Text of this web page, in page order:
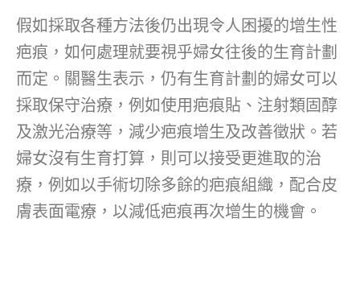
假如採取各種方法後仍出現令人困擾的增生性
疤痕，如何處理就要視乎婦女往後的生育計劃
而定。關醫生表示，仍有生育計劃的婦女可以
採取保守治療，例如使用疤痕貼、注射類固醇
及激光治療等，減少疤痕增生及改善徵狀。若
婦女沒有生育打算，則可以接受更進取的治
療，例如以手術切除多餘的疤痕組織，配合皮
膚表面電療，以減低疤痕再次增生的機會。